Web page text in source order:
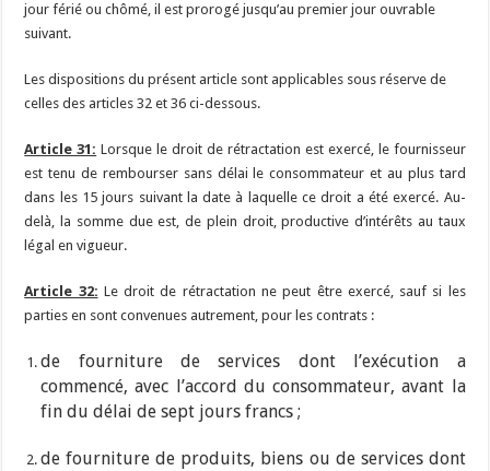
jour férié ou chômé, il est prorogé jusqu’au premier jour ouvrable
suivant.
Les dispositions du présent article sont applicables sous réserve de
celles des articles 32 et 36 ci-dessous.
Article 31: Lorsque le droit de rétractation est exercé, le fournisseur
est tenu de rembourser sans délai le consommateur et au plus tard
dans les 15 jours suivant la date à laquelle ce droit a été exercé. Au-
delà, la somme due est, de plein droit, productive d’intérêts au taux
légal en vigueur.
Article 32: Le droit de rétractation ne peut être exercé, sauf si les
parties en sont convenues autrement, pour les contrats :
de fourniture de services dont l’exécution a
commencé, avec l’accord du consommateur, avant la
fin du délai de sept jours francs ;
de fourniture de produits, biens ou de services dont